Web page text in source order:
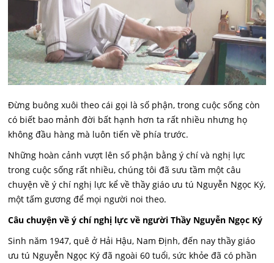
Đừng buông xuôi theo cái gọi là số phận, trong cuộc sống còn
có biết bao mảnh đời bất hạnh hơn ta rất nhiều nhưng họ
không đầu hàng mà luôn tiến về phía trước.
Những hoàn cảnh vượt lên số phận bằng ý chí và nghị lực
trong cuộc sống rất nhiều, chúng tôi đã sưu tầm một câu
chuyện về ý chí nghị lực kể về thầy giáo ưu tú Nguyễn Ngọc Ký,
một tấm gương để mọi người noi theo.
Câu chuyện về ý chí nghị lực về người Thầy Nguyễn Ngọc Ký
Sinh năm 1947, quê ở Hải Hậu, Nam Định, đến nay thầy giáo
ưu tú Nguyễn Ngọc Ký đã ngoài 60 tuổi, sức khỏe đã có phần